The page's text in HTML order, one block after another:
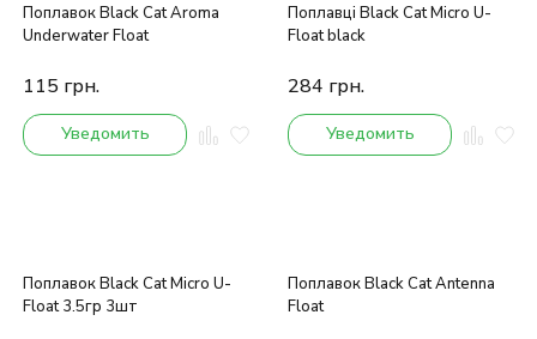
Поплавок Black Cat Aroma
Underwater Float
115 грн.
Уведомить
Поплавці Black Cat Micro U-
Float black
284 грн.
Уведомить
Поплавок Black Cat Micro U-
Float 3.5гр 3шт
Поплавок Black Cat Antenna
Float